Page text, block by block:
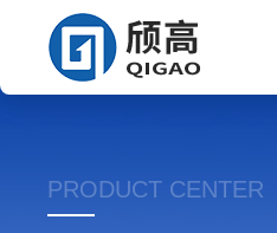
PRODUCT CENTER